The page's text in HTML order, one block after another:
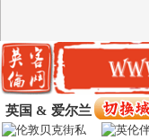
英国 & 爱尔兰